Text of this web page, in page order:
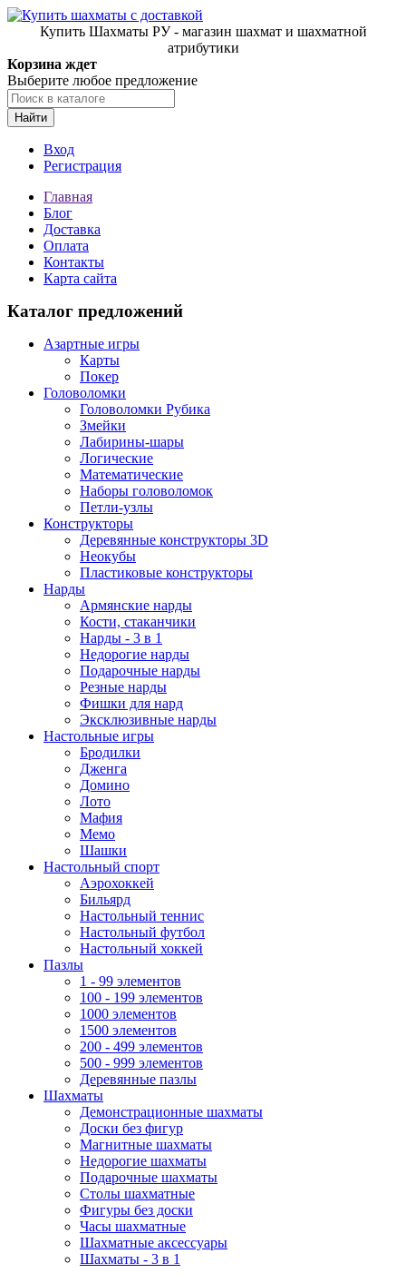
Купить Шахматы РУ - магазин шахмат и шахматной
атрибутики
Корзина ждет
Выберите любое предложение
Найти
Вход
Регистрация
Главная
Блог
Доставка
Оплата
Контакты
Карта сайта
Каталог предложений
Азартные игры
Карты
Покер
Головоломки
Головоломки Рубика
Змейки
Лабирины-шары
Логические
Математические
Наборы головоломок
Петли-узлы
Конструкторы
Деревянные конструкторы 3D
Неокубы
Пластиковые конструкторы
Нарды
Армянские нарды
Кости, стаканчики
Нарды - 3 в 1
Недорогие нарды
Подарочные нарды
Резные нарды
Фишки для нард
Эксклюзивные нарды
Настольные игры
Бродилки
Дженга
Домино
Лото
Мафия
Мемо
Шашки
Настольный спорт
Аэрохоккей
Бильярд
Настольный теннис
Настольный футбол
Настольный хоккей
Пазлы
1 - 99 элементов
100 - 199 элементов
1000 элементов
1500 элементов
200 - 499 элементов
500 - 999 элементов
Деревянные пазлы
Шахматы
Демонстрационные шахматы
Доски без фигур
Магнитные шахматы
Недорогие шахматы
Подарочные шахматы
Столы шахматные
Фигуры без доски
Часы шахматные
Шахматные аксессуары
Шахматы - 3 в 1